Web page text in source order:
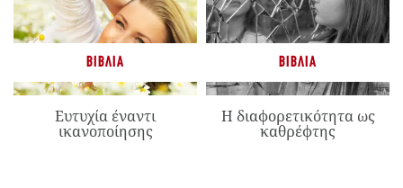
ΒΙΒΛΊΑ
Ευτυχία έναντι
ικανοποίησης
ΒΙΒΛΊΑ
Η διαφορετικότητα ως
καθρέφτης